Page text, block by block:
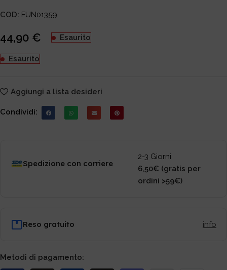
COD: FUN01359
44,90 € Esaurito
Esaurito
Aggiungi a lista desideri
Condividi:
Spedizione con corriere
2-3 Giorni
6,50€ (gratis per
ordini >59€)
Reso gratuito info
Metodi di pagamento: